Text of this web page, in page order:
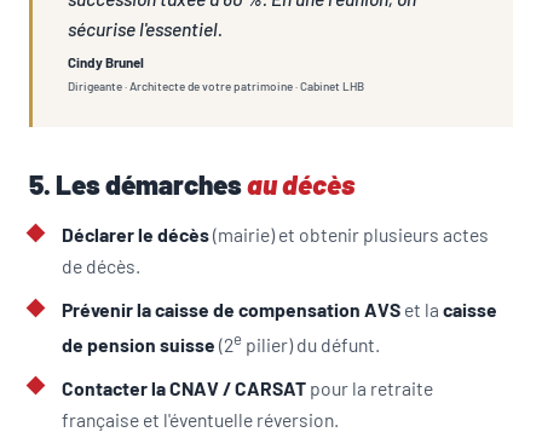
sécurise l'essentiel.
Cindy Brunel
Dirigeante · Architecte de votre patrimoine · Cabinet LHB
5. Les démarchesau décès
Déclarer le décès(mairie) et obtenir plusieurs actes
de décès.
Prévenir la caisse de compensation AVS et lacaisse
de pension suisse (2e pilier) du défunt.
Contacter la CNAV / CARSAT pour la retraite
française et l'éventuelle réversion.